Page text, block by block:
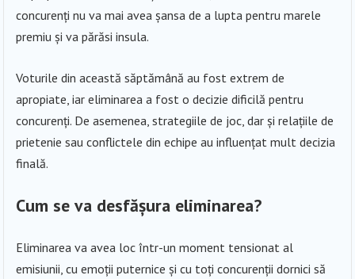
concurenți nu va mai avea șansa de a lupta pentru marele
premiu și va părăsi insula.
Voturile din această săptămână au fost extrem de
apropiate, iar eliminarea a fost o decizie dificilă pentru
concurenți. De asemenea, strategiile de joc, dar și relațiile de
prietenie sau conflictele din echipe au influențat mult decizia
finală.
Cum se va desfășura eliminarea?
Eliminarea va avea loc într-un moment tensionat al
emisiunii, cu emoții puternice și cu toți concurenții dornici să